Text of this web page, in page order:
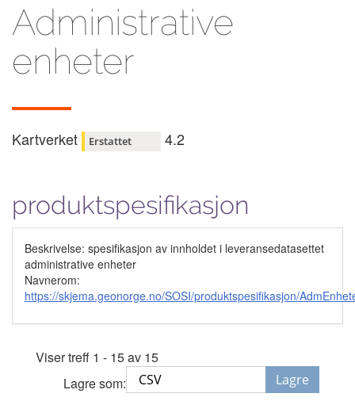
Administrative
enheter
Kartverket Erstattet 4.2
produktspesifikasjon
Beskrivelse: spesifikasjon av innholdet i leveransedatasettet
administrative enheter
Navnerom:
https://skjema.geonorge.no/SOSI/produktspesifikasjon/
Viser treff 1 - 15 av 15
Lagre som:
Lagre